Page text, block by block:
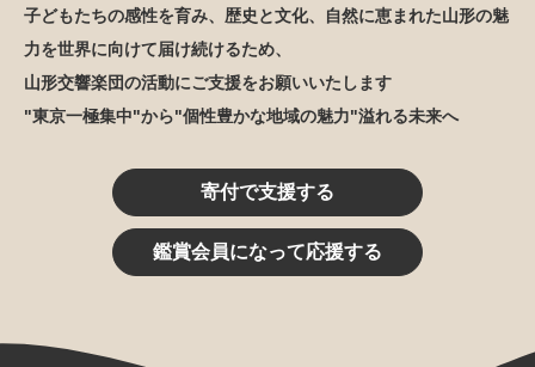
子どもたちの感性を育み、歴史と文化、自然に恵まれた山形の魅
力を世界に向けて届け続けるため、
山形交響楽団の活動にご支援をお願いいたします
"東京一極集中"から"個性豊かな地域の魅力"溢れる未来へ
寄付で支援する
鑑賞会員になって応援する